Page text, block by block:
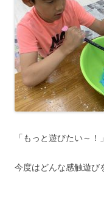
「もっと遊びたい～
今度はどんな感触遊び